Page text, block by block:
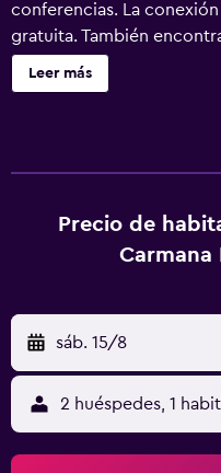
conferencias. La
gratuita. También
servicio de tintorería y
ofrece 96 alojamientos
placa de cocina,
Los baños están
web gracias a nuestro
servicios para las
escritorio y teléfono; se
(pueden existir
incluyen botella de agua
ofrece servicio de
Leer más
Precio de
Carmana
sáb. 15/8
2 huéspedes, 1